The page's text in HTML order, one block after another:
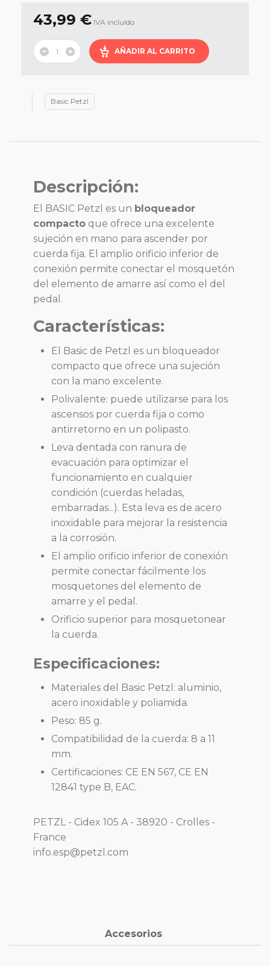
43,99 € IVA incluído
AÑADIR AL CARRITO
Basic Petzl
Descripción:
El BASIC Petzl es un bloqueador
compacto que ofrece una excelente
sujeción en mano para ascender por
cuerda fija. El amplio orificio inferior de
conexión permite conectar el mosquetón
del elemento de amarre así como el del
pedal.
Características:
El Basic de Petzl es un bloqueador
compacto que ofrece una sujeción
con la mano excelente.
Polivalente: puede utilizarse para los
ascensos por cuerda fija o como
antirretorno en un polipasto.
Leva dentada con ranura de
evacuación para optimizar el
funcionamiento en cualquier
condición (cuerdas heladas,
embarradas...). Esta leva es de acero
inoxidable para mejorar la resistencia
a la corrosión.
El amplio orificio inferior de conexión
permite conectar fácilmente los
mosquetones del elemento de
amarre y el pedal.
Orificio superior para mosquetonear
la cuerda.
Especificaciones:
Materiales del Basic Petzl: aluminio,
acero inoxidable y poliamida.
Peso: 85 g.
Compatibilidad de la cuerda: 8 a 11
mm.
Certificaciones: CE EN 567, CE EN
12841 type B, EAC.
PETZL - Cidex 105 A - 38920 - Crolles -
France
info.esp@petzl.com
Accesorios